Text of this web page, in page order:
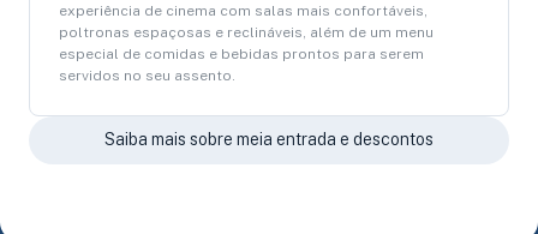
experiência de cinema com salas mais confortáveis,
poltronas espaçosas e reclináveis, além de um menu
especial de comidas e bebidas prontos para serem
servidos no seu assento.
Saiba mais sobre meia entrada e descontos